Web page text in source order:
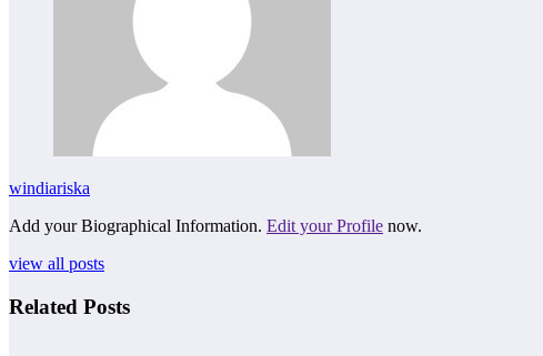
windiariska
Add your Biographical Information. Edit your Profile now.
view all posts
Related Posts